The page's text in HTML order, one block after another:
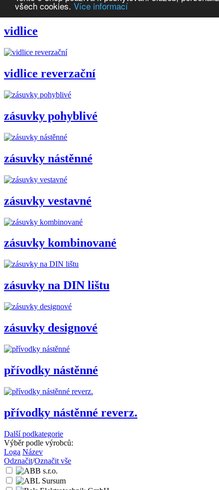
všech cookies. Více informací
vidlice
vidlice reverzační
zásuvky pohyblivé
zásuvky nástěnné
zásuvky vestavné
zásuvky kombinované
zásuvky na DIN lištu
zásuvky designové
přívodky nástěnné
přívodky nástěnné reverz.
Další podkategorie
Výběr podle výrobců:
Loga Název
Odznačit/Označit vše